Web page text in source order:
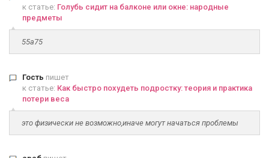
к статье: Голубь сидит на балконе или окне: народные
предметы
55а75
Гость пишет
к статье: Как быстро похудеть подростку: теория и практика
потери веса
это физически не возможно,иначе могут начаться проблемы